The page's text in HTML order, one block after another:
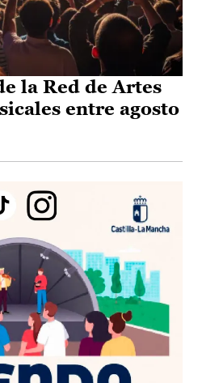
la Red de Artes
entre agosto